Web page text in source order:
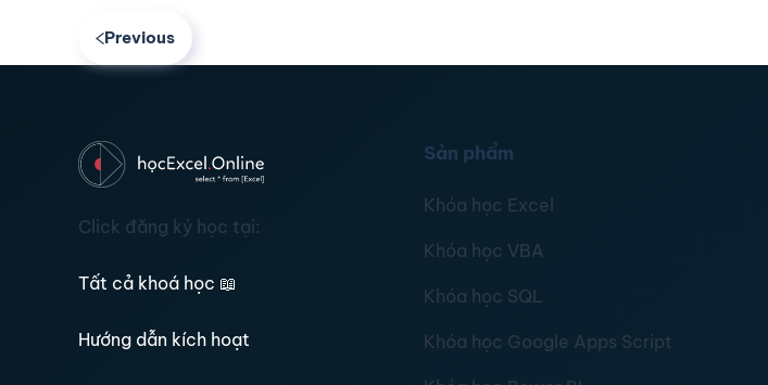
Previous
Click đăng ký học tại:
Tất cả khoá học 📖
Hướng dẫn kích hoạt
Sản phẩm
Khóa học Excel
Khóa học VBA
Khóa học SQL
Khóa học Google Apps Script